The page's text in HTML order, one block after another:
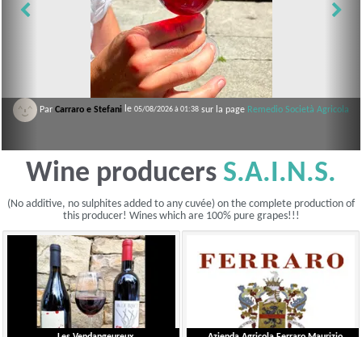
le05/08/2026 à 01:38sur la pageRemedio Società Agricola
ParCarraro e Stefani le05/08/2026 à 01:38sur la pageRemedio Società Agricola
Wine producers S.A.I.N.S.
(No additive, no sulphites added to any cuvée) on the complete production of
this producer! Wines which are 100% pure grapes!!!